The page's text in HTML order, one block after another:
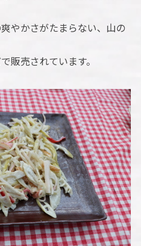
やかさがたまらない、山の
販売されています。